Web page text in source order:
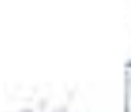
El
no